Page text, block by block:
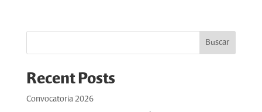
Buscar
Recent Posts
Convocatoria 2026